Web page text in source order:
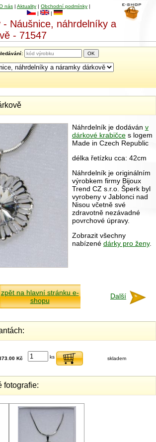
nás | Aktuality | Obchodní podmínky |
|
|
- Náušnice, náhrdelníky a
- 71547
Náhrdelník je dodáván v
dárkové krabičces logem
Made in Czech Republic
délka řetízku cca: 42cm
Náhrdelník je originálním
výrobkem firmy Bijoux
Trend CZ s.r.o. Šperk byl
vyrobeny v Jablonci nad
Nisou včetně své
zdravotně nezávadné
povrchové úpravy.
Zobrazit všechny
nabízené dárky pro ženy.
zpět na hlavní stránku e-
shopu
Další
Kč ks skladem
fotografie: